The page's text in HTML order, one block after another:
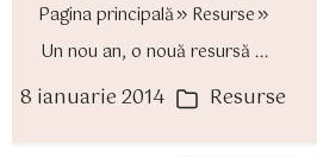
Pagina principală
Resurse
Un nou an, o nouă resursă ...
8 ianuarie 2014 Categorii
Resurse